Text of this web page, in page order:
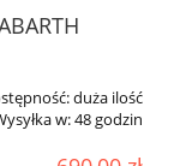
duża ilość
w:48 godzin